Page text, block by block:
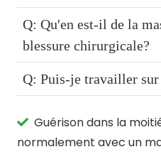
Q: Qu'en est-il de la
blessure chirurgicale?
Q: Puis-je travailler
Guérison dans la
normalement avec un